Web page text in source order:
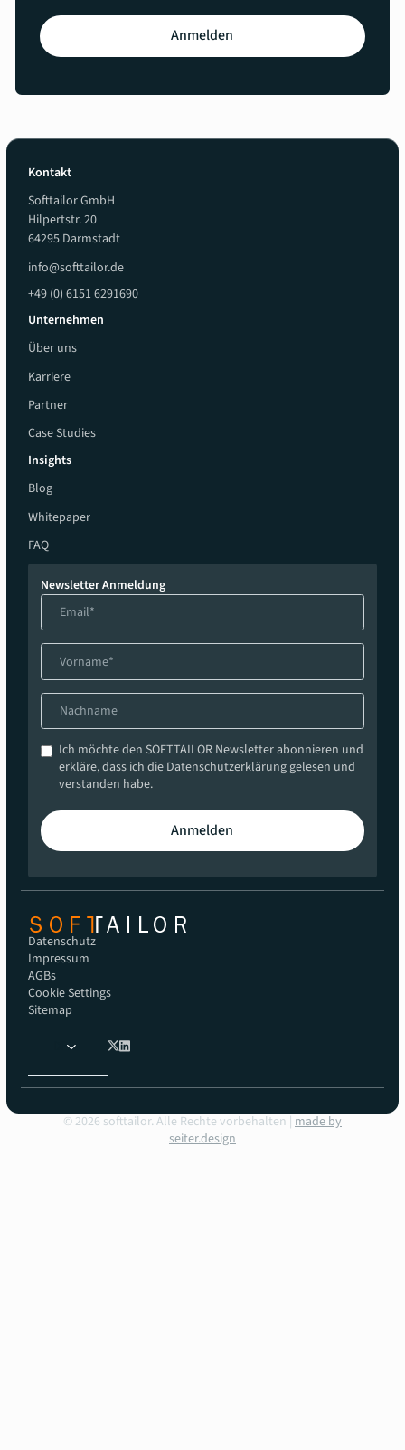
Anmelden
Kontakt
Softtailor GmbH
Hilpertstr. 20
64295 Darmstadt
info@softtailor.de
+49 (0) 6151 6291690
Unternehmen
Über uns
Karriere
Partner
Case Studies
Insights
Blog
Whitepaper
FAQ
Newsletter Anmeldung
Ich möchte den SOFTTAILOR Newsletter abonnieren und
erkläre, dass ich die Datenschutzerklärung gelesen und
verstanden habe.
Anmelden
Datenschutz
Impressum
AGBs
Cookie Settings
Sitemap
DE
© 2026 softtailor. Alle Rechte vorbehalten | made by
seiter.design